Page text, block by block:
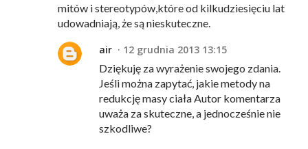
mitów i stereotypów,które od kilkudziesięciu lat
udowadniają, że są nieskuteczne.
air
12 grudnia 2013 13:15
Dziękuję za wyrażenie swojego zdania.
Jeśli można zapytać, jakie metody na
redukcję masy ciała Autor komentarza
uważa za skuteczne, a jednocześnie nie
szkodliwe?